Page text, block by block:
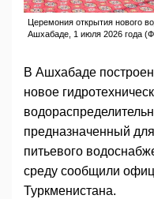
Церемония открытия нового
Ашхабаде, 1 июля 2026 года
В Ашхабаде
новое
предназначенный
питьевого
среду сообщили
Туркменистана.